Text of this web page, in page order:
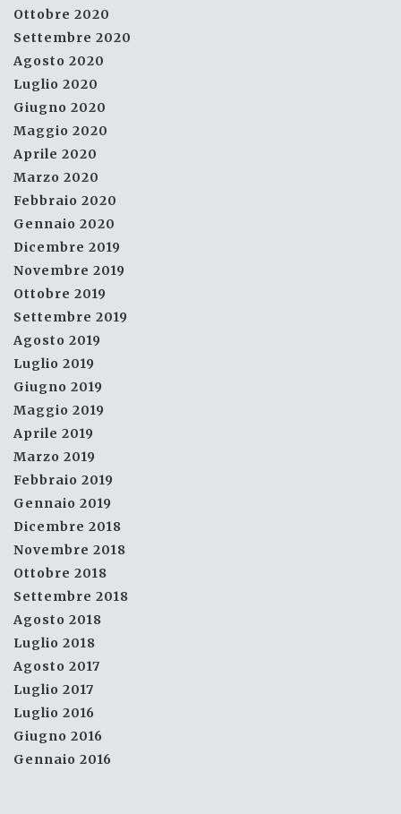
Ottobre 2020
Settembre 2020
Agosto 2020
Luglio 2020
Giugno 2020
Maggio 2020
Aprile 2020
Marzo 2020
Febbraio 2020
Gennaio 2020
Dicembre 2019
Novembre 2019
Ottobre 2019
Settembre 2019
Agosto 2019
Luglio 2019
Giugno 2019
Maggio 2019
Aprile 2019
Marzo 2019
Febbraio 2019
Gennaio 2019
Dicembre 2018
Novembre 2018
Ottobre 2018
Settembre 2018
Agosto 2018
Luglio 2018
Agosto 2017
Luglio 2017
Luglio 2016
Giugno 2016
Gennaio 2016